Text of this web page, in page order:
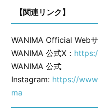
【関連リンク】
WANIMA Official Webサ
WANIMA 公式X：
WANIMA 公式
Instagram: https://
ma